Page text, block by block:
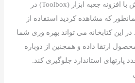
در قسمت اول این آموزش با افزونه جعبه ابزار (Toolbox) در
که مشاهده کردید استفاده از
این کتابخانه می تواند بهره وری شما
ارتقا داده و همچنین از دوباره
استاندارد جلوگیری کند.